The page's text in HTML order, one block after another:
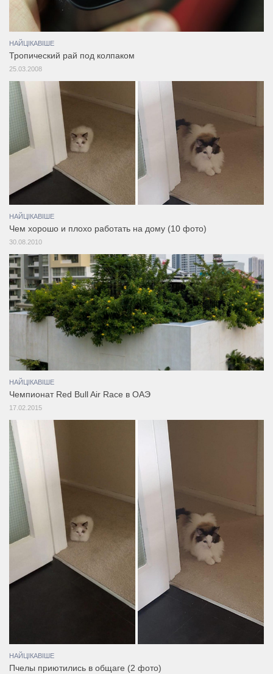
НАЙЦІКАВІШЕ
Тропический рай под колпаком
25.03.2008
НАЙЦІКАВІШЕ
Чем хорошо и плохо работать на дому (10 фото)
30.08.2010
НАЙЦІКАВІШЕ
Чемпионат Red Bull Air Race в ОАЭ
17.02.2015
НАЙЦІКАВІШЕ
Пчелы приютились в общаге (2 фото)